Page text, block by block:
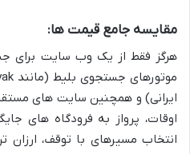
مقایسه جامع قیمت ها:
هرگز فقط از یک وب سایت برای
ایرانی) و همچنین سایت های
اوقات، پرواز به فرودگاه های
انتخاب مسیرهای با توقف،